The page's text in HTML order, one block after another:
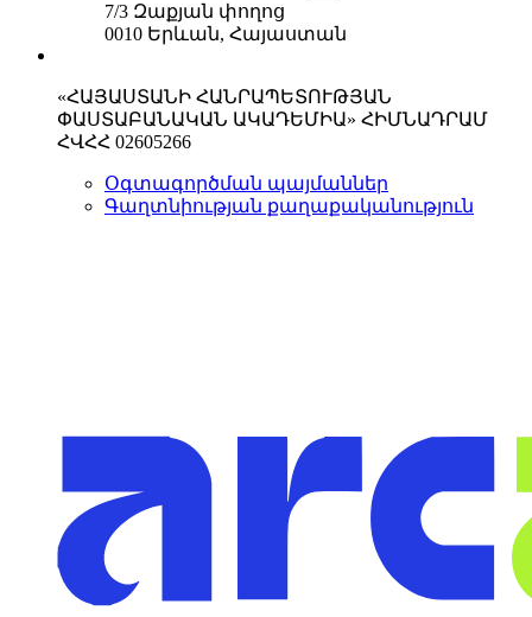
7/3 Զաքյան փողոց
0010 Երևան, Հայաստան
«ՀԱՅԱՍՏԱՆԻ ՀԱՆՐԱՊԵՏՈՒԹՅԱՆ
ՓԱՍՏԱԲԱՆԱԿԱՆ ԱԿԱԴԵՄԻԱ» ՀԻՄՆԱԴՐԱՄ
ՀՎՀՀ 02605266
Օգտագործման պայմաններ
Գաղտնիության քաղաքականություն